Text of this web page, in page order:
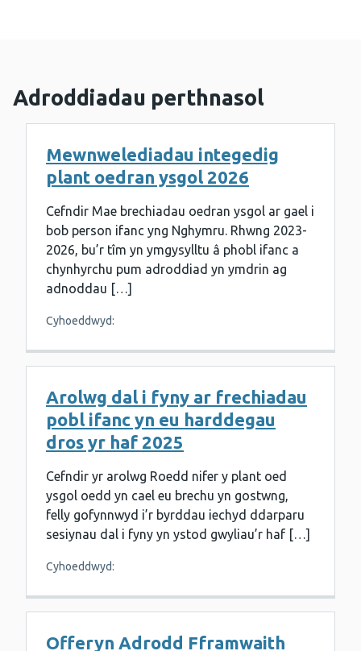
Adroddiadau perthnasol
Mewnwelediadau integedig
plant oedran ysgol 2026
Cefndir Mae brechiadau oedran ysgol ar gael i
bob person ifanc yng Nghymru. Rhwng 2023-
2026, bu’r tîm yn ymgysylltu â phobl ifanc a
chynhyrchu pum adroddiad yn ymdrin ag
adnoddau […]
Cyhoeddwyd:
Arolwg dal i fyny ar frechiadau
pobl ifanc yn eu harddegau
dros yr haf 2025
Cefndir yr arolwg Roedd nifer y plant oed
ysgol oedd yn cael eu brechu yn gostwng,
felly gofynnwyd i’r byrddau iechyd ddarparu
sesiynau dal i fyny yn ystod gwyliau’r haf […]
Cyhoeddwyd:
Offeryn Adrodd Fframwaith